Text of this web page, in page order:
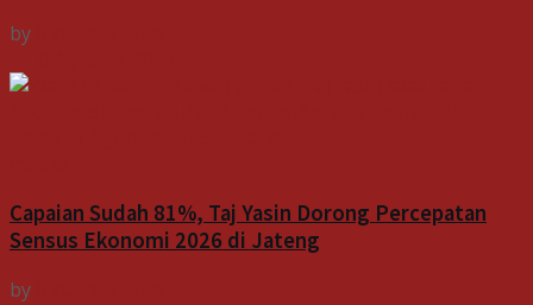
by
Capaian Sudah 81%, Taj Yasin Dorong Percepatan
Sensus Ekonomi 2026 di Jateng
by